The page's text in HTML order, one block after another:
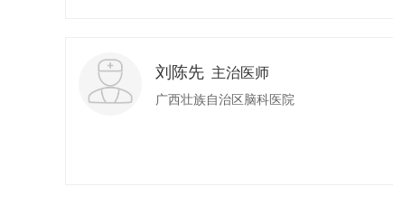
刘陈先 主治医师
广西壮族自治区脑科医院